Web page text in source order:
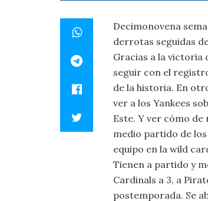
Decimonovena
derrotas seguidas
Gracias a la victoria
seguir con el
de la historia. En
ver a los Yankees
Este. Y ver cómo de
medio partido de
equipo en la wild
Tienen a partido y
Cardinals a 3, a
postemporada. Se